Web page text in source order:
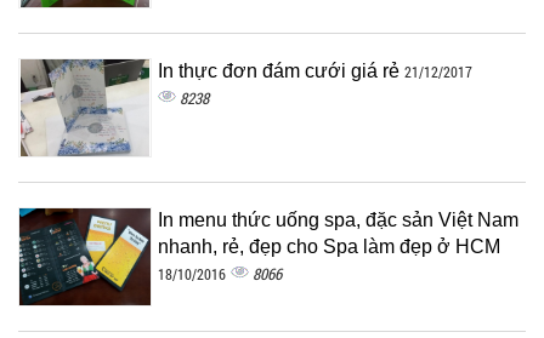
In thực đơn đám cưới giá rẻ 21/12/2017
8238
In menu thức uống spa, đặc sản Việt Nam
nhanh, rẻ, đẹp cho Spa làm đẹp ở HCM
18/10/2016 8066